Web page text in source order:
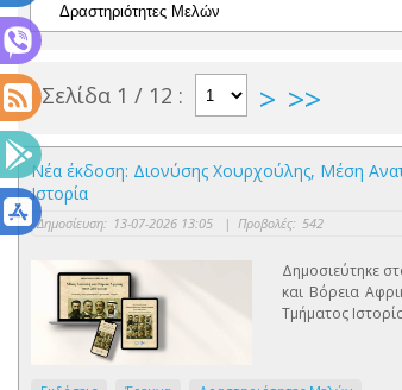
Σελίδα 1 / 12 : > >>
Νέα έκδοση: Διονύσης Χουρχούλης, Μέση
Ιστορία
Δημοσίευση: 13-07-2026 13:05 | Προβολές: 542
Δημοσιεύτηκε
και Βόρεια
Τμήματος